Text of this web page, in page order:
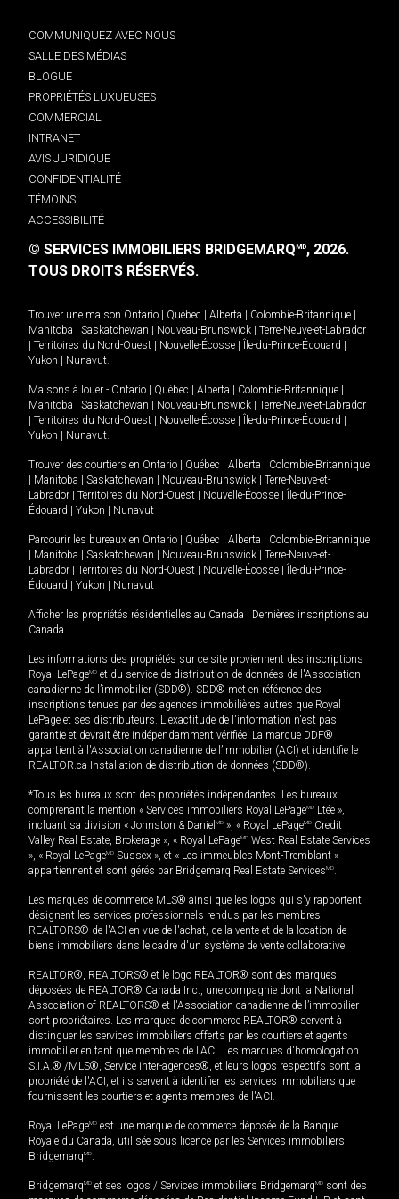
COMMUNIQUEZ AVEC NOUS
SALLE DES MÉDIAS
BLOGUE
PROPRIÉTÉS LUXUEUSES
COMMERCIAL
INTRANET
AVIS JURIDIQUE
CONFIDENTIALITÉ
TÉMOINS
ACCESSIBILITÉ
© SERVICES IMMOBILIERS BRIDGEMARQMD, 2026.
TOUS DROITS RÉSERVÉS.
Trouver une maison Ontario Québec Alberta Colombie-Britannique
Manitoba
Saskatchewan Nouveau-Brunswick
Terre-Neuve-et-Labrador
Territoires du Nord-Ouest Nouvelle-Écosse Île-du-Prince-Édouard
Yukon
Nunavut.
Maisons à louer - Ontario Québec Alberta Colombie-Britannique
Manitoba
Saskatchewan Nouveau-Brunswick
Terre-Neuve-et-Labrador
Territoires du Nord-Ouest Nouvelle-Écosse Île-du-Prince-Édouard
Yukon
Nunavut.
Trouver des courtiers en Ontario Québec Alberta
Colombie-Britannique
Manitoba Saskatchewan Nouveau-Brunswick
Terre-Neuve-et-
Labrador
Territoires du Nord-Ouest Nouvelle-Écosse
Île-du-Prince-
Édouard
Yukon Nunavut
Parcourir les bureaux en Ontario Québec Alberta
Colombie-Britannique
Manitoba Saskatchewan Nouveau-Brunswick
Terre-Neuve-et-
Labrador
Territoires du Nord-Ouest Nouvelle-Écosse
Île-du-Prince-
Édouard
Yukon Nunavut
Afficher les propriétés résidentielles au Canada
Dernières inscriptions au
Canada
Les informations des propriétés sur ce site proviennent des inscriptions
Royal LePageMD et du service de distribution de données de l'Association
canadienne de l’immobilier (SDD®). SDD® met en référence des
inscriptions tenues par des agences immobilières autres que Royal
LePage et ses distributeurs. L'exactitude de l'information n'est pas
garantie et devrait être indépendamment vérifiée. La marque DDF®
appartient à l'Association canadienne de l’immobilier (ACI) et identifie le
REALTOR.ca Installation de distribution de données (SDD®).
*Tous les bureaux sont des propriétés indépendantes. Les bureaux
comprenant la mention « Services immobiliers Royal LePageMD Ltée »,
incluant sa division « Johnston & Daniel MD », « Royal LePageMD Credit
Valley Real Estate, Brokerage », « Royal LePageMD West Real Estate Services
», « Royal LePageMD Sussex », et « Les immeubles Mont-Tremblant »
appartiennent et sont gérés par Bridgemarq Real Estate ServicesMD.
Les marques de commerce MLS® ainsi que les logos qui s'y rapportent
désignent les services professionnels rendus par les membres
REALTORS® de l'ACI en vue de l'achat, de la vente et de la location de
biens immobiliers dans le cadre d'un système de vente collaborative.
REALTOR®, REALTORS® et le logo REALTOR® sont des marques
déposées de REALTOR® Canada Inc., une compagnie dont la National
Association of REALTORS® et l'Association canadienne de l’immobilier
sont propriétaires. Les marques de commerce REALTOR® servent à
distinguer les services immobiliers offerts par les courtiers et agents
immobilier en tant que membres de l'ACI. Les marques d'homologation
S.I.A.® /MLS®, Service inter-agences®, et leurs logos respectifs sont la
propriété de l'ACI, et ils servent à identifier les services immobiliers que
fournissent les courtiers et agents membres de l'ACI.
Royal LePageMD est une marque de commerce déposée de la Banque
Royale du Canada, utilisée sous licence par les Services immobiliers
BridgemarqMD.
BridgemarqMD et ses logos / Services immobiliers BridgemarqMD sont des